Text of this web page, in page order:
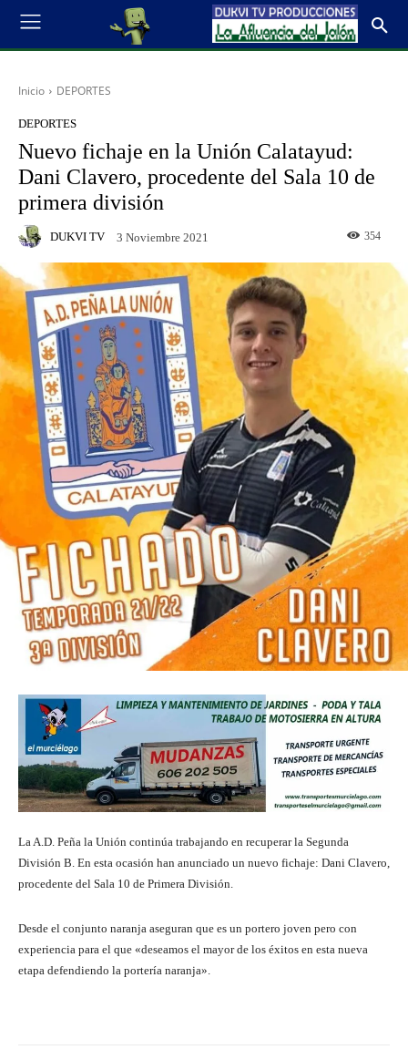
Inicio DEPORTES
DEPORTES
Nuevo fichaje en la Unión Calatayud:
Dani Clavero, procedente del Sala 10 de
primera división
DUKVI TV 3 Noviembre 2021 354
La A.D. Peña la Unión continúa trabajando en recuperar la Segunda
División B. En esta ocasión han anunciado un nuevo fichaje: Dani Clavero,
procedente del Sala 10 de Primera División.
Desde el conjunto naranja aseguran que es un portero joven pero con
experiencia para el que «deseamos el mayor de los éxitos en esta nueva
etapa defendiendo la portería naranja».